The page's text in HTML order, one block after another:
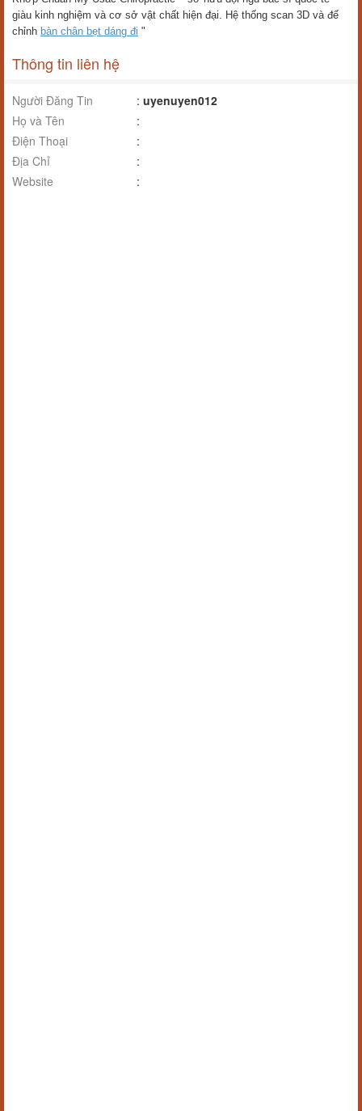
giàu kinh nghiệm và cơ sở vật chất hiện đại. Hệ thống scan 3D và đế
chỉnh bàn chân bẹt dáng đi "
Thông tin liên hệ
Người Đăng Tin : uyenuyen012
Họ và Tên
:
Điện Thoại
:
Địa Chỉ
:
Website
: